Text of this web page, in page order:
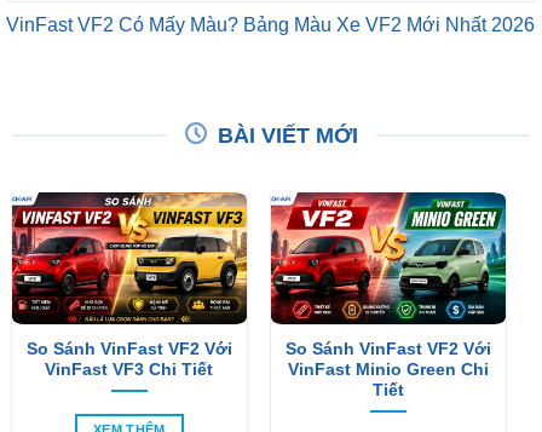
VinFast VF2 Có Mấy Màu? Bảng Màu Xe VF2 Mới Nhất 2026
BÀI VIẾT MỚI
So Sánh VinFast VF2 Với
VinFast VF3 Chi Tiết
So Sánh VinFast VF2 Với
VinFast Minio Green Chi
Tiết